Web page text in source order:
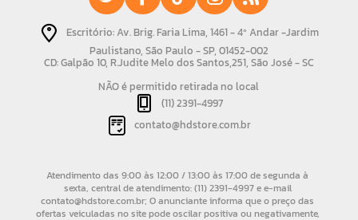
Escritório: Av. Brig. Faria Lima, 1461 - 4º Andar -Jardim
Paulistano, São Paulo - SP, 01452-002
CD: Galpão 10, R.Judite Melo dos Santos,251, São José - SC
NÃO é permitido retirada no local
(11) 2391-4997
contato@hdstore.com.br